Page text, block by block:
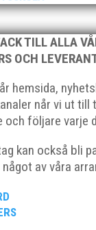
TILL ALLA
OCH
hemsida,
når vi ut till
och följare varje
kan också bli
av våra
”MEN UNDER
avRichard Åkesson